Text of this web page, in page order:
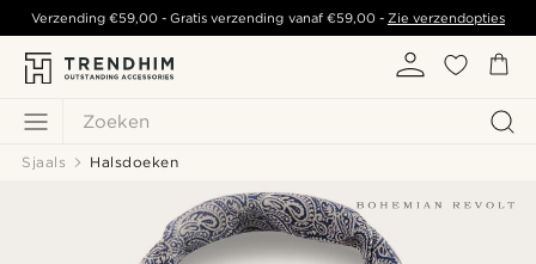
Zoeken
Verzending€59,00 - Gratis verzending vanaf €59,00- Zie verzendopties
Sjaals Halsdoeken